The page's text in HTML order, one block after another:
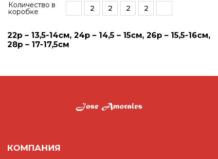
Количество в
коробке 2 2 2 2
22р – 13,5-14см, 24р – 14,5 – 15см, 26р – 15,5-16см,
28р – 17-17,5см
КОМПАНИЯ